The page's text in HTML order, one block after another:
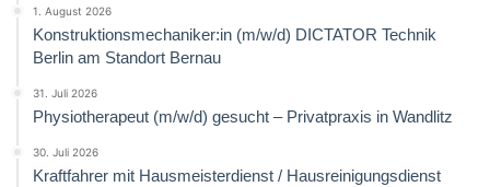
1. August 2026
Konstruktionsmechaniker:in (m/w/d) DICTATOR Technik
Berlin am Standort Bernau
31. Juli 2026
Physiotherapeut (m/w/d) gesucht – Privatpraxis in Wandlitz
30. Juli 2026
Kraftfahrer mit Hausmeisterdienst / Hausreinigungsdienst